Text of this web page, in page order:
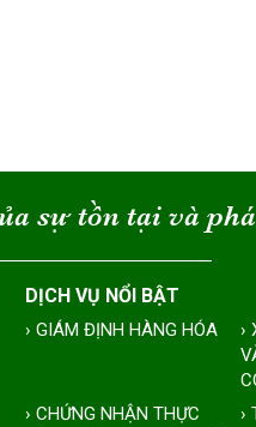
sự tồn tại và
DỊCH VỤ NỔI BẬT
› CHỨNG NHẬN THỰC
›
› GIÁM ĐỊNH HÀNG HÓA
›